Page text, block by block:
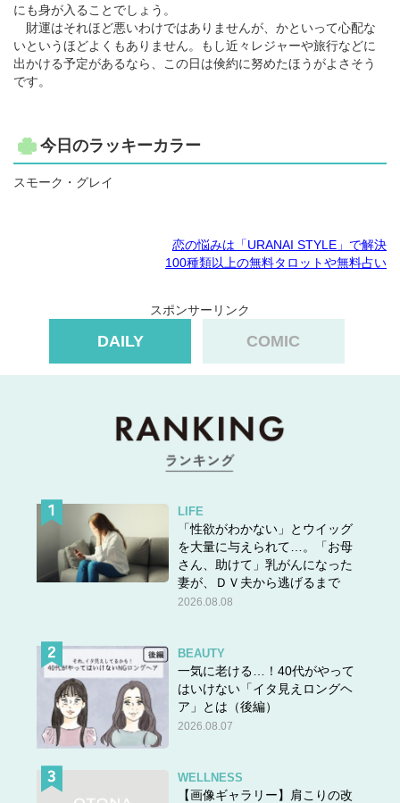
にも身が入ることでしょう。
財運はそれほど悪いわけではありませんが、かといって心配な
いというほどよくもありません。もし近々レジャーや旅行などに
出かける予定があるなら、この日は倹約に努めたほうがよさそう
です。
今日のラッキーカラー
スモーク・グレイ
恋の悩みは「URANAI STYLE」で解決
100種類以上の無料タロットや無料占い
スポンサーリンク
DAILY COMIC
LIFE
「性欲がわかない」とウイッグ
を大量に与えられて…。「お母
さん、助けて」乳がんになった
妻が、ＤＶ夫から逃げるまで
2026.08.08
BEAUTY
一気に老ける…！40代がやって
はいけない「イタ見えロングヘ
ア」とは（後編）
2026.08.07
WELLNESS
【画像ギャラリー】肩こりの改